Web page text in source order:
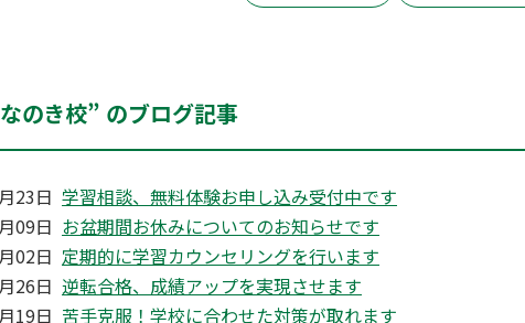
のき校” のブログ記事
23日 学習相談、無料体験お申し込み受付中です
09日 お盆期間お休みについてのお知らせです
02日 定期的に学習カウンセリングを行います
26日 逆転合格、成績アップを実現させます
19日 苦手克服！学校に合わせた対策が取れます